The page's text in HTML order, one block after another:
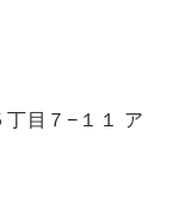
目７−１１ ア